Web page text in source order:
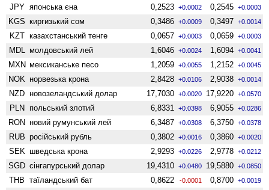
JPY японська єна 0,2523 +0.0002 0,2545 +0.0003
KGS киргизький сом 0,3486 +0.0009 0,3497 +0.0014
KZT казахстанський тенге 0,0657 +0.0003 0,0659 +0.0003
MDL молдовський лей 1,6046 +0.0024 1,6094 +0.0041
MXN мексиканське песо 1,2059 +0.0055 1,2152 +0.0045
NOK норвезька крона 2,8428 +0.0106 2,9038 +0.0014
NZD ново­зеландський долар 17,7030 +0.0020 17,9220 +0.0570
PLN польський злотий 6,8331 +0.0398 6,9055 +0.0286
RON новий румунський лей 6,3487 +0.0308 6,3750 +0.0378
RUB російський рубль 0,3802 +0.0016 0,3860 +0.0020
SEK шведська крона 2,9293 +0.0226 2,9778 +0.0212
SGD сінгапурський долар 19,4310 +0.0480 19,5880 +0.0850
THB таїландський бат 0,8622 -0.0001 0,8700 +0.0019